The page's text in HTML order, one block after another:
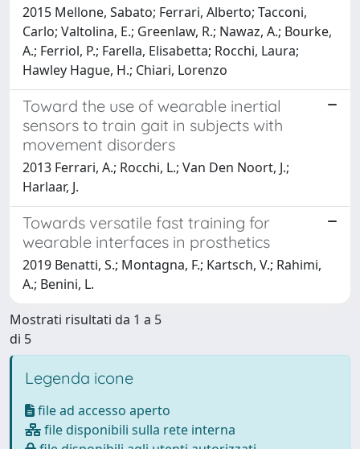
2015 Mellone, Sabato; Ferrari, Alberto; Tacconi,
Carlo; Valtolina, E.; Greenlaw, R.; Nawaz, A.; Bourke,
A.; Ferriol, P.; Farella, Elisabetta; Rocchi, Laura;
Hawley Hague, H.; Chiari, Lorenzo
Toward the use of wearable inertial
sensors to train gait in subjects with
movement disorders
2013 Ferrari, A.; Rocchi, L.; Van Den Noort, J.;
Harlaar, J.
Towards versatile fast training for
wearable interfaces in prosthetics
2019 Benatti, S.; Montagna, F.; Kartsch, V.; Rahimi,
A.; Benini, L.
Mostrati risultati da 1 a 5
di 5
Legenda icone
file ad accesso aperto
file disponibili sulla rete interna